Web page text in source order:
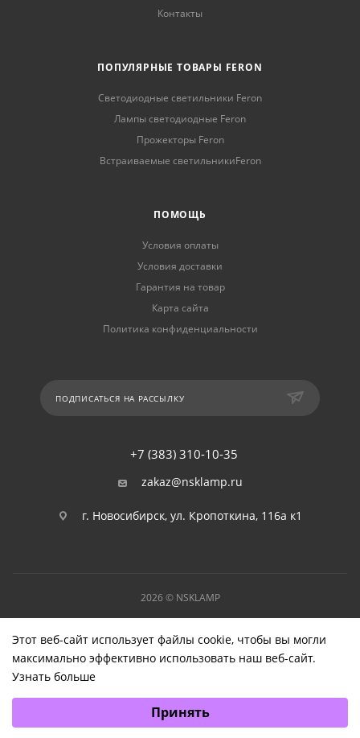
Контакты
ПОПУЛЯРНЫЕ ТОВАРЫ FERON
Светодиодные светильники Feron
Лампы светодиодные Feron
Прожекторы Feron
Встраиваемые светильникиFeron
ПОМОЩЬ
Условия оплаты
Условия доставки
Гарантия на товар
Карта сайта
Политика конфиденциальности
ПОДПИСАТЬСЯ НА РАССЫЛКУ
+7 (383) 310-10-35
zakaz@nsklamp.ru
г. Новосибирск, ул. Кропоткина, 116а к1
2026 © NSKLAMP
Этот веб-сайт использует файлы cookie, чтобы вы могли
максимально эффективно использовать наш веб-сайт.
Узнать больше
Аналитические/Функциональные
Принять